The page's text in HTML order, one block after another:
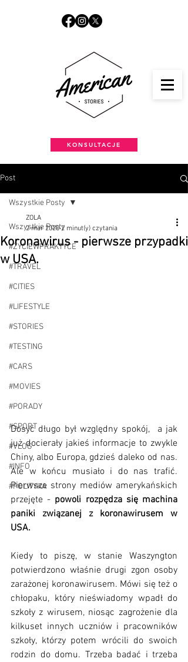
KONSULTACJE
Post
Wszystkie Posty
#ŻYCIEWPRAKTYCE
#TRAVEL
#CITIES
#LIFESTYLE
#STORIES
#TESTING
#CARS
#MOVIES
#PORADY
#SPORT
#VLOG
#INFO
#POLITYKA
Wszystkie Posty
Koronawirus - pierwsze przypadki
w USA.
ZOLA
2 mar 2020 2 minut(y) czytania
Dosyć długo był względny spokój,  a jak
już docierały jakieś informacje to zwykle
Chiny, albo Europa, gdzieś daleko od nas.
Ale w końcu musiało i do nas trafić.
Pierwsze strony mediów amerykańskich
przejęte - powoli rozpędza się machina
paniki związanej z koronawirusem w
USA.
Kiedy to piszę, w stanie Waszyngton
potwierdzono właśnie drugi zgon osoby
zarażonej koronawirusem. Mówi się też o
chłopaku, który nieświadomy wpadł do
szkoły z wirusem, niosąc zagrożenie dla
kilkuset innych uczniów i pracowników
szkoły, którzy potem wrócili do swoich
rodzin do domu. Trzeba badać i trzeba